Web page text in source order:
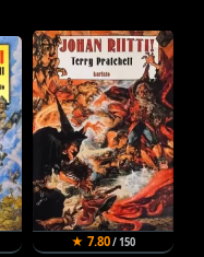
★ 7.80/ 150